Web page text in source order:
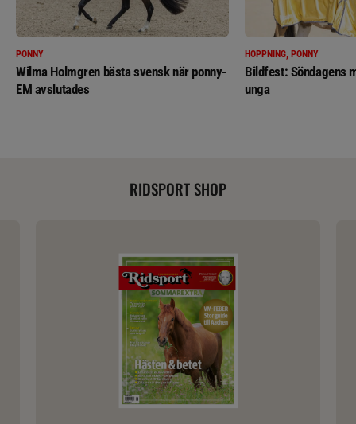
PONNY
Wilma Holmgren bästa svensk när ponny-
EM avslutades
HOPPNING, PONNY
Bildfest: Söndagens
unga
RIDSPORT SHOP